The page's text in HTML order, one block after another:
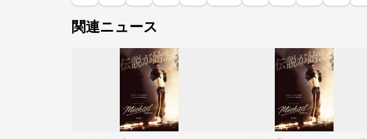
関連ニュース